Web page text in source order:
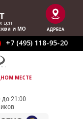
цен
и МО
АДРЕСА
+7 (495) 118-95-20
МЕСТЕ
21:00